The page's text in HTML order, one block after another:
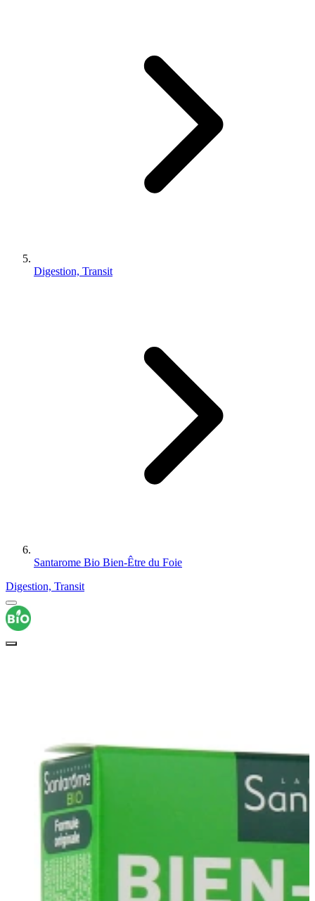
Digestion, Transit
Santarome Bio Bien-Être du Foie
Digestion, Transit